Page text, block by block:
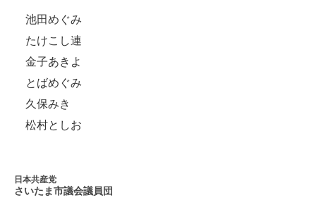
池田めぐみ
たけこし連
金子あきよ
とばめぐみ
久保みき
松村としお
日本共産党
さいたま市議会議員団